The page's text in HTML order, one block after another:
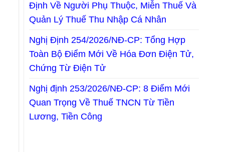
Định Về Người Phụ Thuộc, Miễn Thuế Và
Quản Lý Thuế Thu Nhập Cá Nhân
Nghị Định 254/2026/NĐ-CP: Tổng Hợp
Toàn Bộ Điểm Mới Về Hóa Đơn Điện Tử,
Chứng Từ Điện Tử
Nghị định 253/2026/NĐ-CP: 8 Điểm Mới
Quan Trọng Về Thuế TNCN Từ Tiền
Lương, Tiền Công